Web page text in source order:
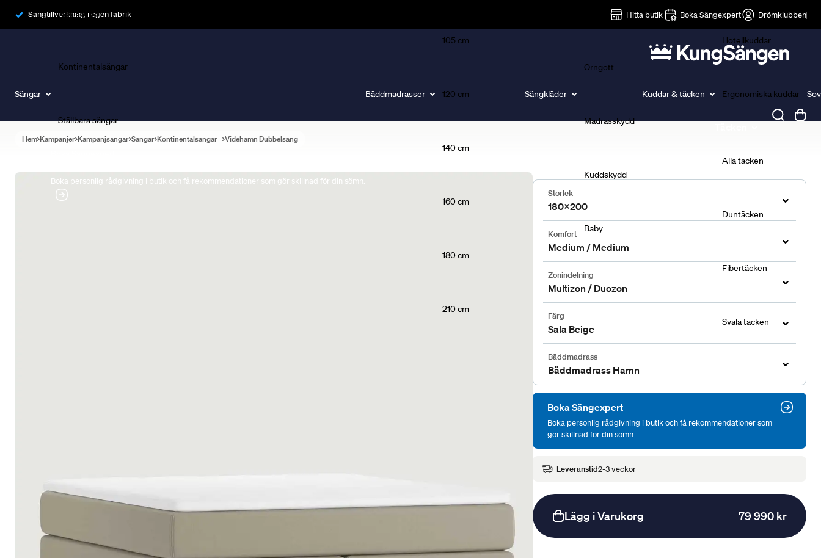
Sängtillverkning i egen fabrik Hitta butik Boka Sängexpert Drömklubben
Sängar
Ramsängar
Kontinentalsängar
Ställbara sängar
Boka personlig rådgivning i butik och få rekommendationer som gör skillnad för din sömn.
Bäddmadrasser
105 cm
120 cm
140 cm
160 cm
180 cm
210 cm
Sängkläder
Örngott
Madrasskydd
Kuddskydd
Baby
Kuddar & täcken
Hotellkuddar
Ergonomiska kuddar
Alla täcken
Duntäcken
Fibertäcken
Svala täcken
Hem Kampanjer Kampanjsängar Sängar Kontinentalsängar Videhamn Dubbelsäng
Storlek
180x200
Komfort
Medium / Medium
Zonindelning
Multizon / Duozon
Färg
Sala Beige
Bäddmadrass
Bäddmadrass Hamn
Boka Sängexpert
Boka personlig rådgivning i butik och få rekommendationer som
gör skillnad för din sömn.
Leveranstid2-3 veckor
Lägg i Varukorg 79 990 kr